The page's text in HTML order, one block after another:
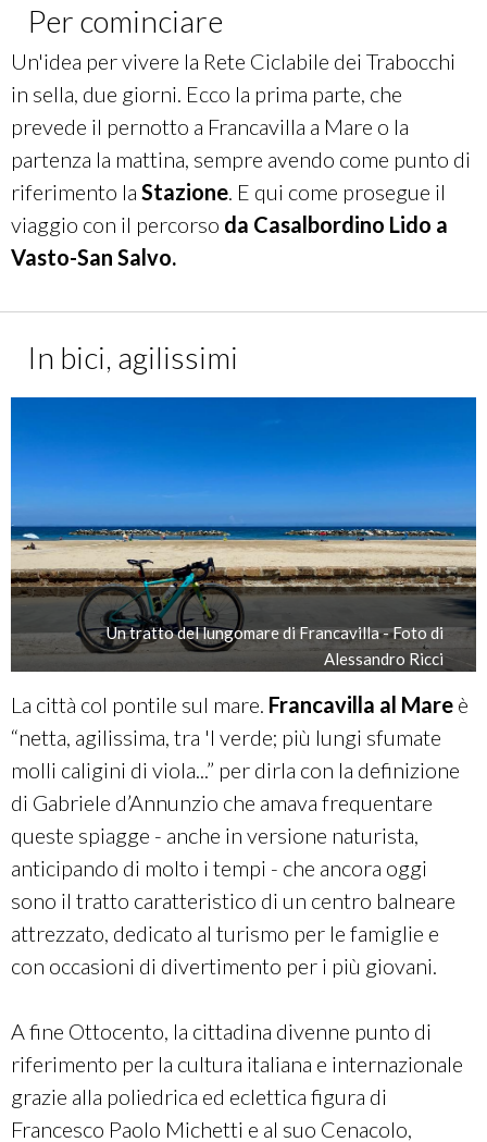
Mare, Tollo-Canosa Sannita, Ortona, San Vito-
Lanciano, Fossacesia-Torino di Sangro,
Casalbordino-Pollutri
LUNGHEZZA: 41,0
km
DISLIVELLO: + 200 - 200
TEMPO (con e-bike):
01:47 h
SUPERFICI:
Non asfaltata: 550 m;
Sterrato
compatto:808 m;
SEGUI LA TRACCIA SU KOMOOT
Per cominciare
Un'idea per vivere la Rete Ciclabile dei Trabocchi
in sella, due giorni. Ecco la prima parte, che
prevede il pernotto a Francavilla a Mare o la
partenza la mattina, sempre avendo come punto di
riferimento la Stazione . E qui come prosegue il
viaggio con il percorso da Casalbordino Lido a
Vasto-San Salvo.
In bici, agilissimi
Un tratto del lungomare di Francavilla - Foto di
Alessandro Ricci
La città col pontile sul mare. Francavilla al Mare è
“netta, agilissima, tra 'l verde; più lungi sfumate
molli caligini di viola...” per dirla con la definizione
di Gabriele d’Annunzio che amava frequentare
queste spiagge - anche in versione naturista,
anticipando di molto i tempi - che ancora oggi
sono il tratto caratteristico di un centro balneare
attrezzato, dedicato al turismo per le famiglie e
con occasioni di divertimento per i più giovani.
A fine Ottocento, la cittadina divenne punto di
riferimento per la cultura italiana e internazionale
grazie alla poliedrica ed eclettica figura di
Francesco Paolo Michetti e al suo Cenacolo,